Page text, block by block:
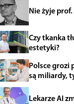
Nie żyje
Czy tkanka
estetyki?
Polsce grozi
są miliardy,
Lekarze AI